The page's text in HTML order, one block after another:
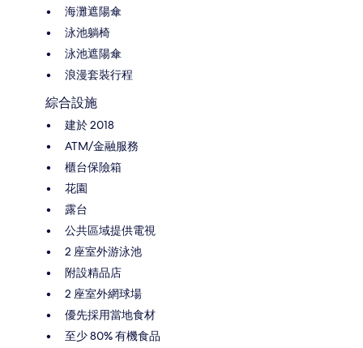
海灘遮陽傘
泳池躺椅
泳池遮陽傘
浪漫套裝行程
綜合設施
建於 2018
ATM/金融服務
櫃台保險箱
花園
露台
公共區域提供電視
2 座室外游泳池
附設精品店
2 座室外網球場
優先採用當地食材
至少 80% 有機食品